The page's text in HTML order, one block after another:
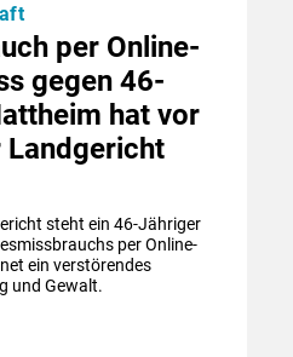
per Online-
gegen 46-
hat vor
Landgericht
steht ein 46-Jähriger
per Online-
ein verstörendes
und Gewalt.